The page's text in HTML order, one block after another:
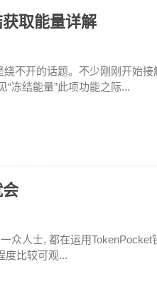
取能量详解
不开的话题。不少刚刚开始
“冻结能量”此项功能之际...
众人士, 都在运用
度比较可观...